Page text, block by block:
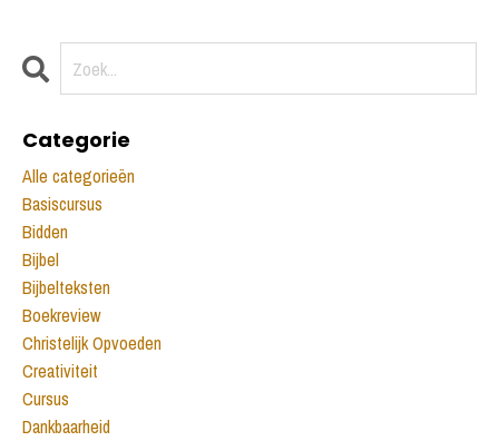
Categorie
Alle categorieën
Basiscursus
Bidden
Bijbel
Bijbelteksten
Boekreview
Christelijk Opvoeden
Creativiteit
Cursus
Dankbaarheid